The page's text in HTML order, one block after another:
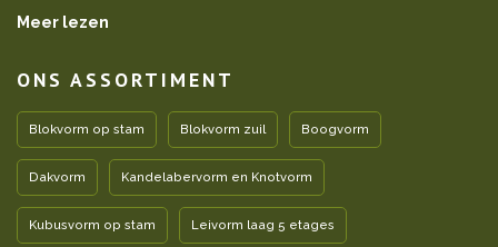
Meer lezen
ONS ASSORTIMENT
Blokvorm op stam Blokvorm zuil Boogvorm
Dakvorm Kandelabervorm en Knotvorm
Kubusvorm op stam Leivorm laag 5 etages